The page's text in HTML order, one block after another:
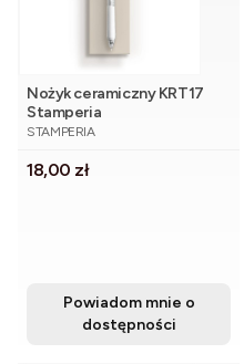
Nożyk ceramiczny KRT17
Stamperia
PRODUCENT
STAMPERIA
Cena
18,00 zł
Powiadom mnie o
dostępności